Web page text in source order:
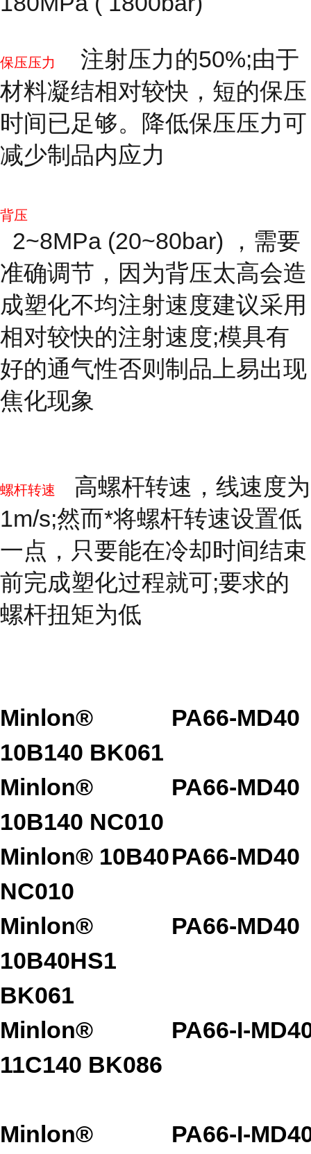
保压压力
注射压力的50%;由于
材料凝结相对较快，短的保压
时间已足够。降低保压压力可
减少制品内应力
背压
2~8MPa (20~80bar) ，需要
准确调节，因为背压太高会造
成塑化不均注射速度建议采用
相对较快的注射速度;模具有
好的通气性否则制品上易出现
焦化现象
螺杆转速
高螺杆转速，线速度为
1m/s;然而*将螺杆转速设置低
一点，只要能在冷却时间结束
前完成塑化过程就可;要求的
螺杆扭矩为低
Minlon®
10B140 BK061
PA66-MD40
Minlon®
10B140 NC010
PA66-MD40
Minlon® 10B40
NC010
PA66-MD40
Minlon®
10B40HS1
BK061
PA66-MD40
Minlon®
11C140 BK086
PA66-I-
Minlon®
PA66-I-